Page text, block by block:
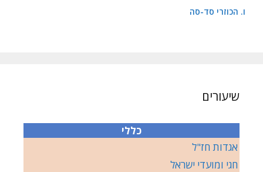
ו. הכוזרי סד-סה
שיעורים
כללי
אגדות חז"ל
חגי ומועדי ישראל